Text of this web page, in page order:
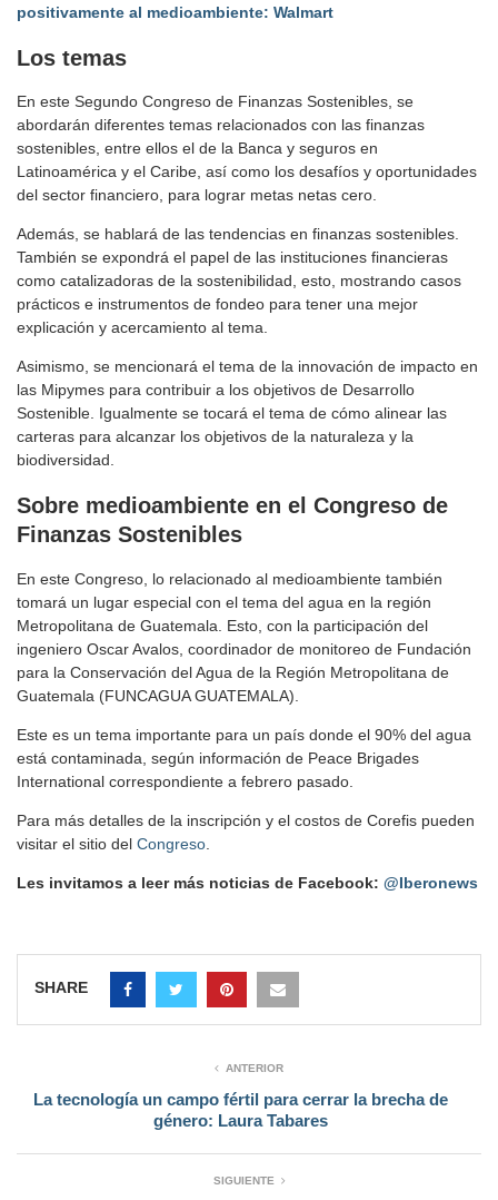
positivamente al medioambiente: Walmart
Los temas
En este Segundo Congreso de Finanzas Sostenibles, se
abordarán diferentes temas relacionados con las finanzas
sostenibles, entre ellos el de la Banca y seguros en
Latinoamérica y el Caribe, así como los desafíos y oportunidades
del sector financiero, para lograr metas netas cero.
Además, se hablará de las tendencias en finanzas sostenibles.
También se expondrá el papel de las instituciones financieras
como catalizadoras de la sostenibilidad, esto, mostrando casos
prácticos e instrumentos de fondeo para tener una mejor
explicación y acercamiento al tema.
Asimismo, se mencionará el tema de la innovación de impacto en
las Mipymes para contribuir a los objetivos de Desarrollo
Sostenible. Igualmente se tocará el tema de cómo alinear las
carteras para alcanzar los objetivos de la naturaleza y la
biodiversidad.
Sobre medioambiente en el Congreso de
Finanzas Sostenibles
En este Congreso, lo relacionado al medioambiente también
tomará un lugar especial con el tema del agua en la región
Metropolitana de Guatemala. Esto, con la participación del
ingeniero Oscar Avalos, coordinador de monitoreo de Fundación
para la Conservación del Agua de la Región Metropolitana de
Guatemala (FUNCAGUA GUATEMALA).
Este es un tema importante para un país donde el 90% del agua
está contaminada, según información de Peace Brigades
International correspondiente a febrero pasado.
Para más detalles de la inscripción y el costos de Corefis pueden
visitar el sitio del Congreso
Les invitamos a leer más noticias de Facebook: @Iberonews
SHARE
ANTERIOR
La tecnología un campo fértil para cerrar la brecha de
género: Laura Tabares
SIGUIENTE